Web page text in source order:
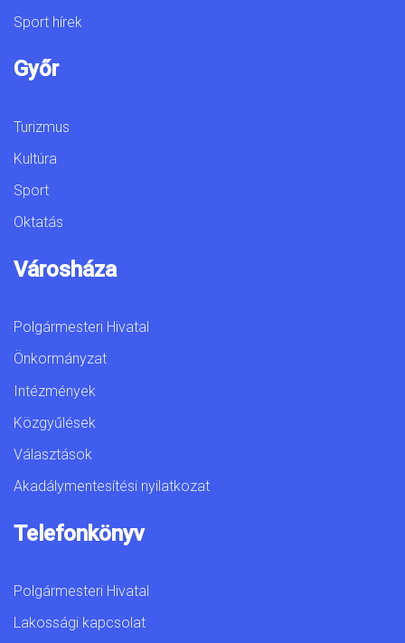
Sport hírek
Győr
Turizmus
Kultúra
Sport
Oktatás
Városháza
Polgármesteri Hivatal
Önkormányzat
Intézmények
Közgyűlések
Választások
Akadálymentesítési nyilatkozat
Telefonkönyv
Polgármesteri Hivatal
Lakossági kapcsolat